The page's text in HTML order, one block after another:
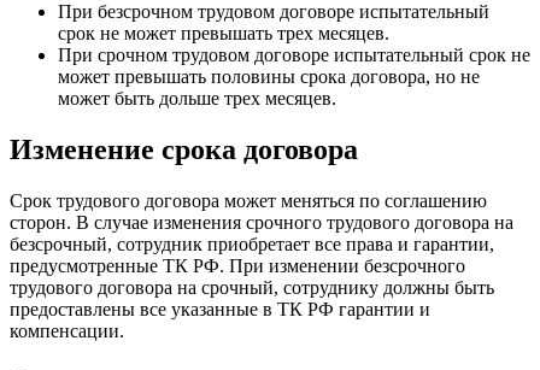
При безсрочном трудовом договоре испытательный
срок не может превышать трех месяцев.
При срочном трудовом договоре испытательный срок не
может превышать половины срока договора, но не
может быть дольше трех месяцев.
Изменение срока договора
Срок трудового договора может меняться по соглашению
сторон. В случае изменения срочного трудового договора на
безсрочный, сотрудник приобретает все права и гарантии,
предусмотренные ТК РФ. При изменении безсрочного
трудового договора на срочный, сотруднику должны быть
предоставлены все указанные в ТК РФ гарантии и
компенсации.